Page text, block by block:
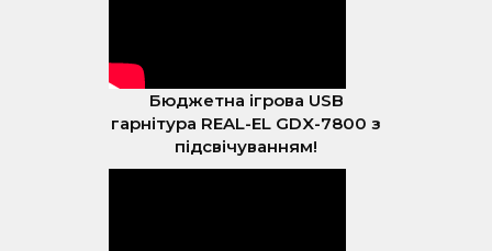
Бюджетна ігрова USB
гарнітура REAL-EL GDX-7800 з
підсвічуванням!